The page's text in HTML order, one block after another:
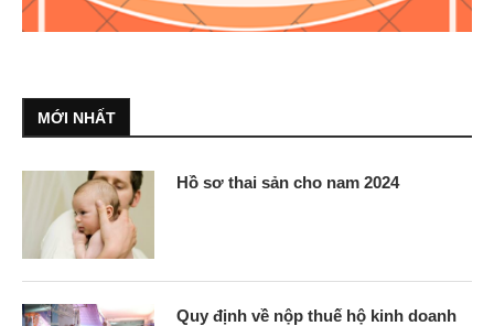
MỚI NHẤT
Hồ sơ thai sản cho nam 2024
Quy định về nộp thuế hộ kinh doanh